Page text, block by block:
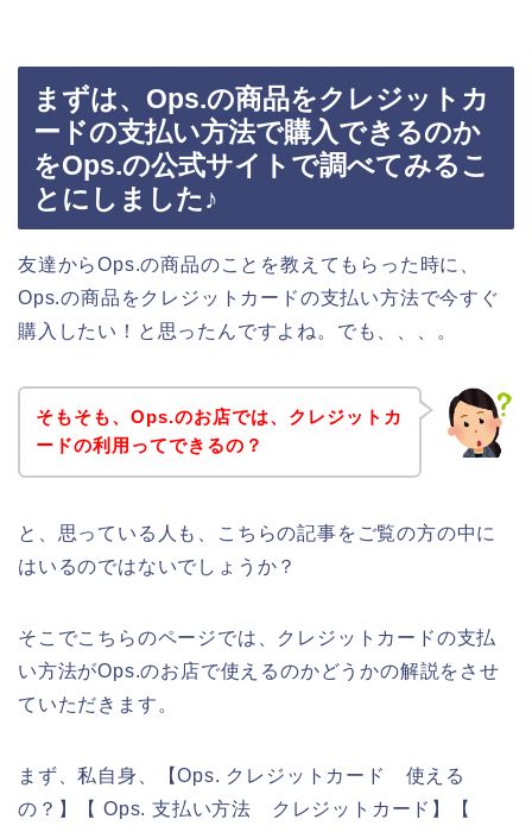
まずは、Ops.の商品をクレジットカ
ードの支払い方法で購入できるのか
をOps.の公式サイトで調べてみるこ
とにしました♪
友達からOps.の商品のことを教えてもらった時に、
Ops.の商品をクレジットカードの支払い方法で今すぐ
購入したい！と思ったんですよね。でも、、、。
そもそも、Ops.のお店では、クレジットカ
ードの利用ってできるの？
と、思っている人も、こちらの記事をご覧の方の中に
はいるのではないでしょうか？
そこでこちらのページでは、クレジットカードの支払
い方法がOps.のお店で使えるのかどうかの解説をさせ
ていただきます。
まず、私自身、【Ops. クレジットカード 使える
の？】【 Ops. 支払い方法 クレジットカード】【